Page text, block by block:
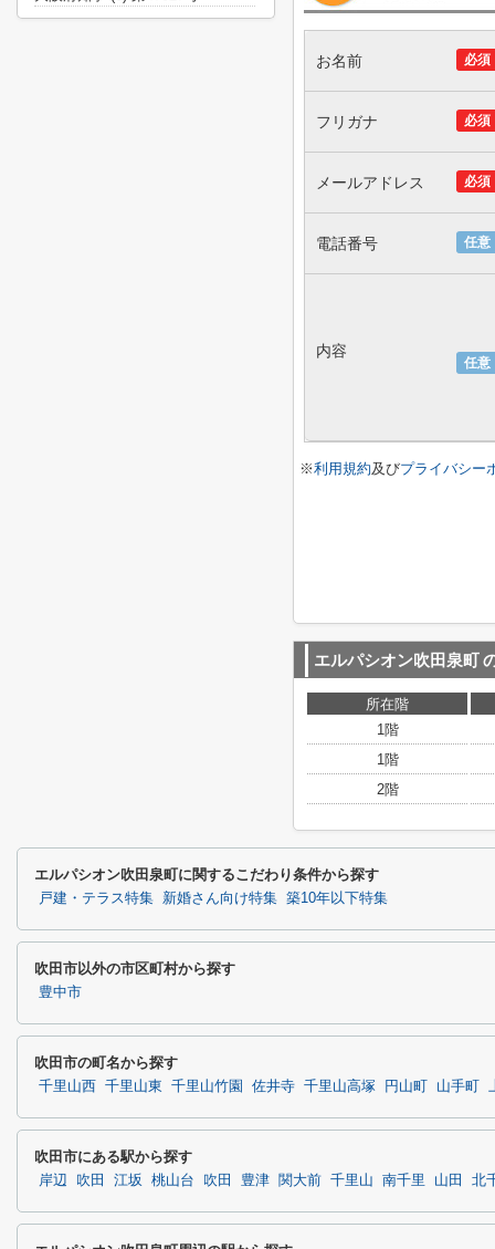
必須
お名前
必須
フリガナ
必須
メールアドレス
任意
電話番号
任意
内容
※利用規約及びプライバシー
エルパシオン吹田泉町
所在階
1階
1階
2階
エルパシオン吹田泉町に関するこだわり条件から探す
戸建・テラス特集 新婚さん向け特集 築10年以下特集
吹田市以外の市区町村から探す
豊中市
吹田市の町名から探す
千里山西 千里山東 千里山竹園 佐井寺 千里山高塚 円山町 山手町
吹田市にある駅から探す
岸辺 吹田 江坂 桃山台 吹田 豊津 関大前 千里山 南千里 山田 北